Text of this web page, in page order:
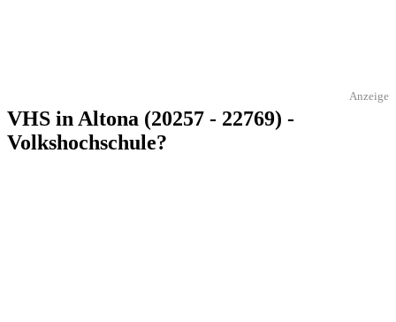
Anzeige
VHS in Altona (20257 - 22769) -
Volkshochschule?